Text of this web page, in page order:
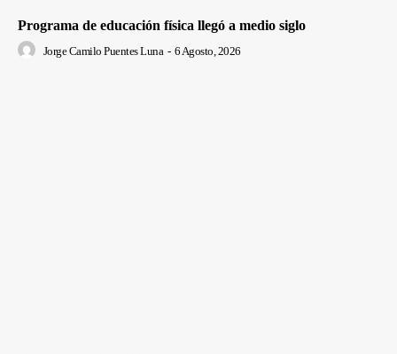
Programa de educación física llegó a medio siglo
Jorge Camilo Puentes Luna - 6 Agosto, 2026